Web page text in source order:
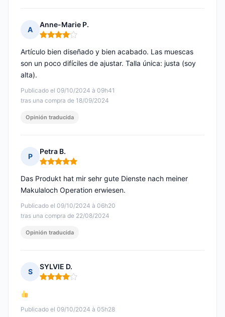
A
Anne-Marie P.
Nota: 4 de 5
Publicado el 09/10/2024 à 09h41
tras una compra de 18/09/2024
Artículo bien diseñado y bien acabado. Las muescas
son un poco difíciles de ajustar. Talla única: justa (soy
alta).
Opinión traducida
P
Petra B.
Nota: 5 de 5
Publicado el 09/10/2024 à 06h20
tras una compra de 22/08/2024
Das Produkt hat mir sehr gute Dienste nach meiner
Makulaloch Operation erwiesen.
Opinión traducida
S
SYLVIE D.
Nota: 4 de 5
Publicado el 09/10/2024 à 05h28